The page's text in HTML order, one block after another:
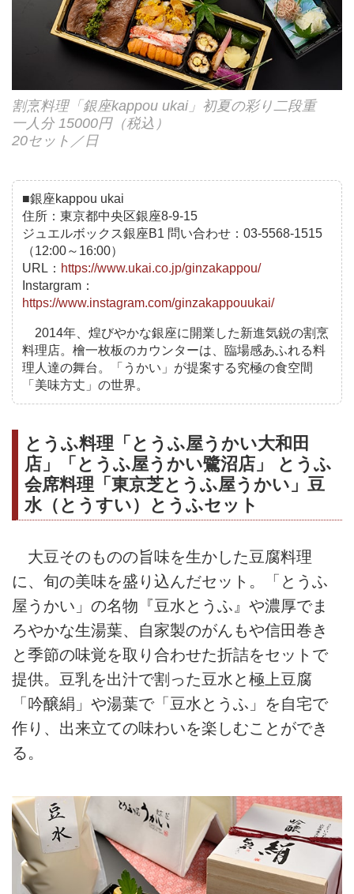
割烹料理「銀座kappou ukai」初夏の彩り二段重
一人分 15000円（税込）
20セット／日
■銀座kappou ukai
住所：東京都中央区銀座8-9-15
ジュエルボックス銀座B1 問い合わせ：03-5568-1515
（12:00～16:00）
URL： https://www.ukai.co.jp/ginzakappou/
Instargram：
https://www.instagram.com/ginzakappouukai/
2014年、煌びやかな銀座に開業した新進気鋭の割烹
料理店。檜一枚板のカウンターは、臨場感あふれる料
理人達の舞台。「うかい」が提案する究極の食空間
「美味方丈」の世界。
とうふ料理「とうふ屋うかい大和田
店」「とうふ屋うかい鷺沼店」 とうふ
会席料理「東京芝とうふ屋うかい」豆
水（とうすい）とうふセット
大豆そのものの旨味を生かした豆腐料理
に、旬の美味を盛り込んだセット。「とうふ
屋うかい」の名物『豆水とうふ』や濃厚でま
ろやかな生湯葉、自家製のがんもや信田巻き
と季節の味覚を取り合わせた折詰をセットで
提供。豆乳を出汁で割った豆水と極上豆腐
「吟醸絹」や湯葉で「豆水とうふ」を自宅で
作り、出来立ての味わいを楽しむことができ
る。